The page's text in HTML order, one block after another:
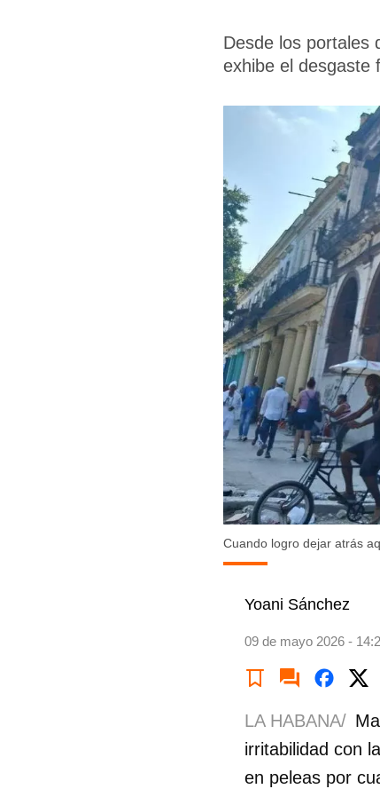
Desde los portales
exhibe el desgaste
Cuando logro dejar atrás
Yoani Sánchez
09 de mayo 2026 -
LA HABANA/
irritabilidad con
en peleas por